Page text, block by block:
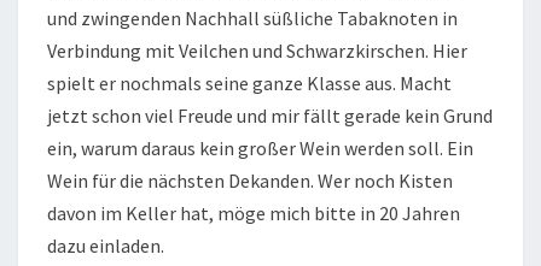
und zwingenden Nachhall süßliche Tabaknoten in
Verbindung mit Veilchen und Schwarzkirschen. Hier
spielt er nochmals seine ganze Klasse aus. Macht
jetzt schon viel Freude und mir fällt gerade kein Grund
ein, warum daraus kein großer Wein werden soll. Ein
Wein für die nächsten Dekanden. Wer noch Kisten
davon im Keller hat, möge mich bitte in 20 Jahren
dazu einladen.